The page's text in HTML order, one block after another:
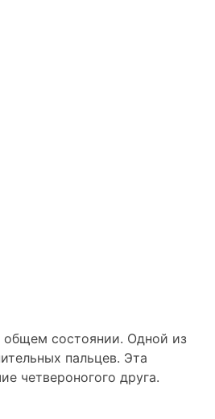
общем состоянии. Одной из
пальцев. Эта
четвероногого друга.